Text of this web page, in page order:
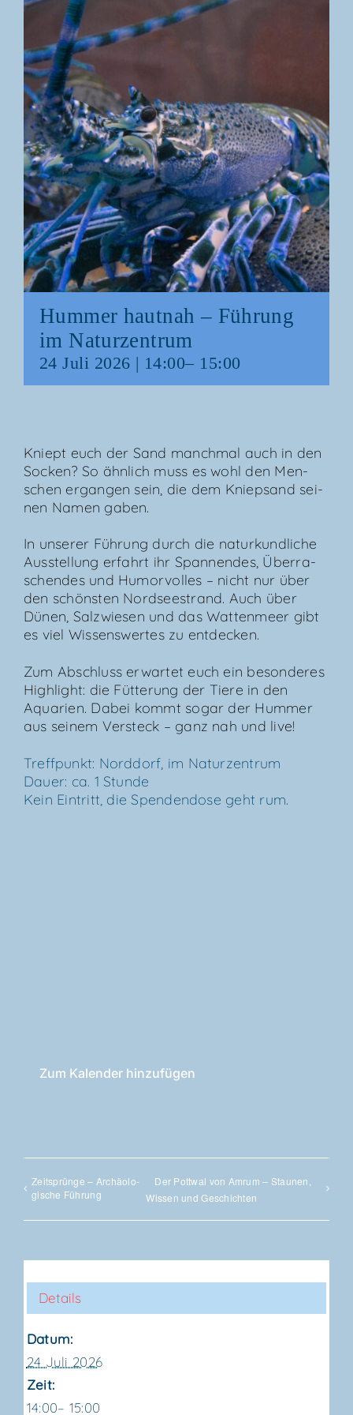
Hum­mer haut­nah – Füh­rung
im Naturzentrum
24 Juli 2026 | 14:00– 15:00
Kniept euch der Sand manch­mal auch in den
Socken? So ähn­lich muss es wohl den Men­
schen ergan­gen sein, die dem Kniep­sand sei­
nen Namen gaben.
In unse­rer Füh­rung durch die natur­kund­li­che
Aus­stel­lung erfahrt ihr Span­nen­des, Über­ra­
schen­des und Humor­vol­les – nicht nur über
den schöns­ten Nord­see­strand. Auch über
Dünen, Salz­wie­sen und das Wat­ten­meer gibt
es viel Wis­sens­wer­tes zu entdecken.
Zum Abschluss erwar­tet euch ein beson­de­res
High­light: die Füt­te­rung der Tie­re in den
Aqua­ri­en. Dabei kommt sogar der Hum­mer
aus sei­nem Ver­steck – ganz nah und live!
Treff­punkt: Nord­dorf, im Natur­zen­trum
Dau­er: ca. 1 Stun­de
Kein Ein­tritt, die Spen­den­do­se geht rum.
Zum Kalender hinzufügen
Zeit­sprün­ge – Archäo­lo­
gi­sche Führung
Der Pott­wal von Amrum – Stau­nen,
Wis­sen und Geschichten
Details
Datum:
24 Juli 2026
Zeit:
14:00– 15:00